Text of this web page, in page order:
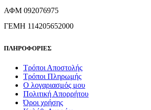
ΑΦΜ 092076975
ΓΕΜΗ 114205652000
ΠΛΗΡΟΦΟΡΙΕΣ
Τρόποι Αποστολής
Τρόποι Πληρωμής
Ο λογαριασμός μου
Πολιτική Απορρήτου
Όροι χρήσης